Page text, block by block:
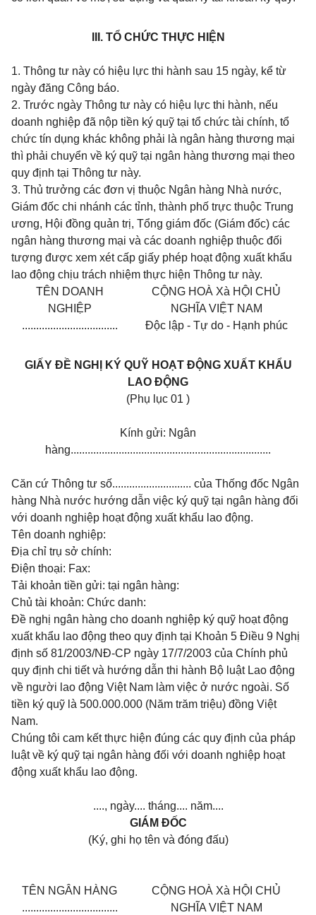
III. TỔ CHỨC THỰC HIỆN
1. Thông tư này có hiệu lực thi hành sau 15 ngày, kể từ
ngày đăng Công báo.
2. Trước ngày Thông tư này có hiệu lực thi hành, nếu
doanh nghiệp đã nộp tiền ký quỹ tại tổ chức tài chính, tổ
chức tín dụng khác không phải là ngân hàng thương mại
thì phải chuyển về ký quỹ tại ngân hàng thương mại theo
quy định tại Thông tư này.
3. Thủ trưởng các đơn vị thuộc Ngân hàng Nhà nước,
Giám đốc chi nhánh các tỉnh, thành phố trực thuộc Trung
ương, Hội đồng quản trị, Tổng giám đốc (Giám đốc) các
ngân hàng thương mại và các doanh nghiệp thuộc đối
tượng được xem xét cấp giấy phép hoạt động xuất khẩu
lao động chịu trách nhiệm thực hiện Thông tư này.
TÊN DOANH
NGHIỆP
..................................
CỘNG HOÀ Xà HỘI CHỦ
NGHĨA VIỆT NAM
Độc lập - Tự do - Hạnh phúc
GIẤY ĐỀ NGHỊ KÝ QUỸ HOẠT ĐỘNG XUẤT KHẨU
LAO ĐỘNG
(Phụ lục 01 )
Kính gửi: Ngân
hàng.......................................................................
Căn cứ Thông tư số............................ của Thống đốc Ngân
hàng Nhà nước hướng dẫn việc ký quỹ tại ngân hàng đối
với doanh nghiệp hoạt động xuất khẩu lao động.
Tên doanh nghiệp:
Địa chỉ trụ sở chính:
Điện thoại: Fax:
Tải khoản tiền gửi: tại ngân hàng:
Chủ tài khoản: Chức danh:
Đề nghị ngân hàng cho doanh nghiệp ký quỹ hoạt động
xuất khẩu lao động theo quy định tại Khoản 5 Điều 9 Nghị
định số 81/2003/NĐ-CP ngày 17/7/2003 của Chính phủ
quy định chi tiết và hướng dẫn thi hành Bộ luật Lao động
về người lao động Việt Nam làm việc ở nước ngoài. Số
tiền ký quỹ là 500.000.000 (Năm trăm triệu) đồng Việt
Nam.
Chúng tôi cam kết thực hiện đúng các quy định của pháp
luật về ký quỹ tại ngân hàng đối với doanh nghiệp hoạt
động xuất khẩu lao động.
...., ngày.... tháng.... năm....
GIÁM ĐỐC
(Ký, ghi họ tên và đóng đấu)
TÊN NGÂN HÀNG
..................................
CỘNG HOÀ Xà HỘI CHỦ
NGHĨA VIỆT NAM